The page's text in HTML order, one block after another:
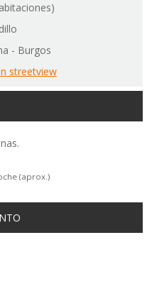
- Burgos
streetview
(aprox.)